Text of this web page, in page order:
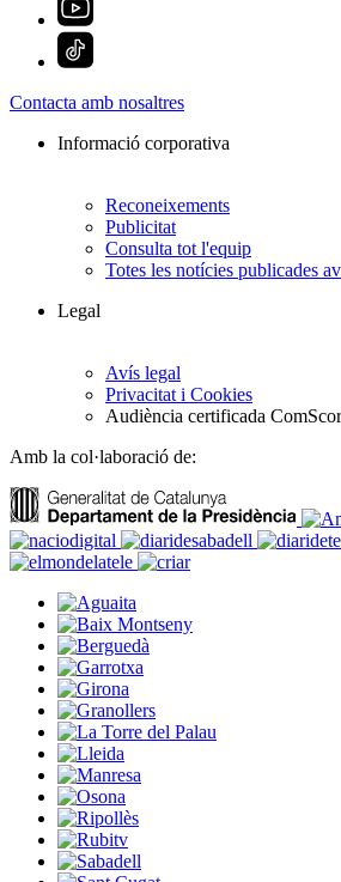
Contacta amb nosaltres
Informació corporativa
Reconeixements
Publicitat
Consulta tot l'equip
Totes les notícies publicades
Legal
Avís legal
Privacitat i Cookies
Audiència certificada
Amb la col·laboració de: